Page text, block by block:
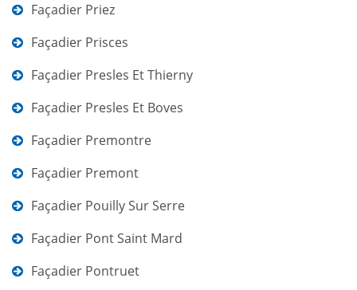
Façadier Priez
Façadier Prisces
Façadier Presles Et Thierny
Façadier Presles Et Boves
Façadier Premontre
Façadier Premont
Façadier Pouilly Sur Serre
Façadier Pont Saint Mard
Façadier Pontruet